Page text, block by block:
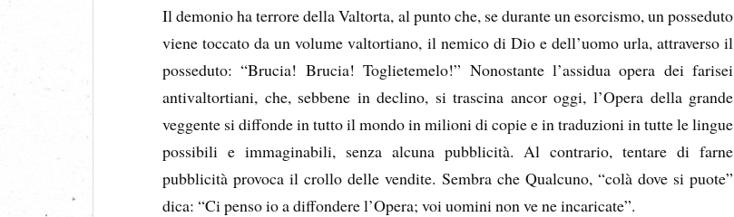
Il demonio ha terrore della Valtorta, al punto che, se durante un esorcismo, un posseduto
viene toccato da un volume valtortiano, il nemico di Dio e dell’uomo urla, attraverso il
posseduto: “Brucia! Brucia! Toglietemelo!” Nonostante l’assidua opera dei farisei
antivaltortiani, che, sebbene in declino, si trascina ancor oggi, l’Opera della grande
veggente si diffonde in tutto il mondo in milioni di copie e in traduzioni in tutte le lingue
possibili e immaginabili, senza alcuna pubblicità. Al contrario, tentare di farne
pubblicità provoca il crollo delle vendite. Sembra che Qualcuno, “colà dove si puote”
dica: “Ci penso io a diffondere l’Opera; voi uomini non ve ne incaricate”.